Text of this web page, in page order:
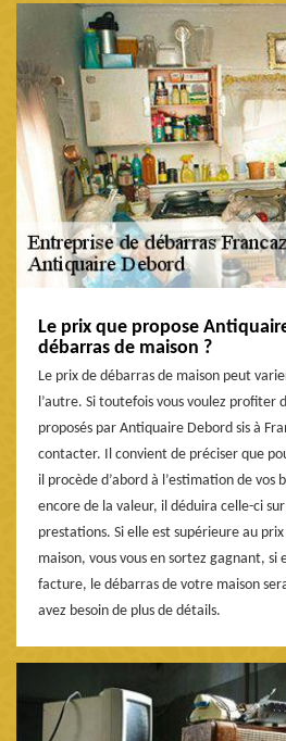
Le prix que propose
débarras de maison ?
Le prix de débarras de maison peut
l’autre. Si toutefois vous voulez profiter
proposés par Antiquaire Debord sis à
contacter. Il convient de préciser que
il procède d’abord à l’estimation de vos
encore de la valeur, il déduira celle-ci
prestations. Si elle est supérieure au
maison, vous vous en sortez gagnant,
facture, le débarras de votre maison
avez besoin de plus de détails.